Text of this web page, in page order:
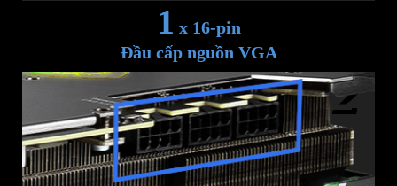
1 x 16-pin
Đầu cấp nguồn VGA
2